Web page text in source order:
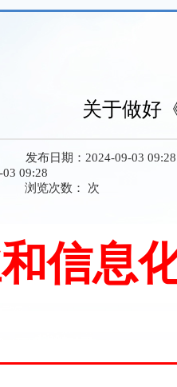
关于做好
发布日期：2024-09-03 09:28
09:28
浏览次数： 次
信息